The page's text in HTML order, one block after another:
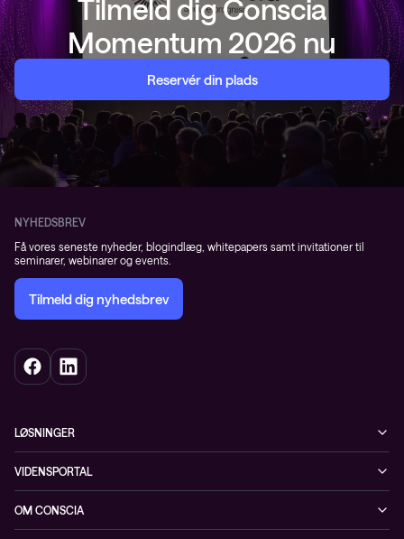
Tilmeld dig Conscia
Momentum 2026 nu
Reservér din plads
NYHEDSBREV
Få vores seneste nyheder, blogindlæg, whitepapers samt invitationer til
seminarer, webinarer og events.
Tilmeld dig nyhedsbrev
LØSNINGER
Netværk
Datacenter & Cloud
VIDENSPORTAL
Events
OM CONSCIA